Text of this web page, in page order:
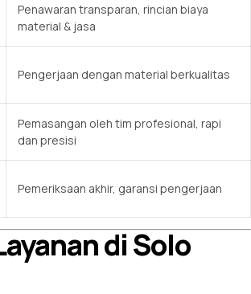
Penawaran transparan, rincian biaya
material & jasa
Pengerjaan dengan material berkualitas
Pemasangan oleh tim profesional, rapi
dan presisi
Pemeriksaan akhir, garansi pengerjaan
di Solo